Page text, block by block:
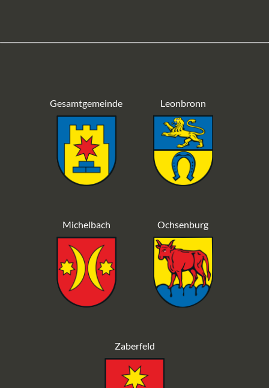
Gesamtgemeinde Leonbronn
Michelbach Ochsenburg
Zaberfeld